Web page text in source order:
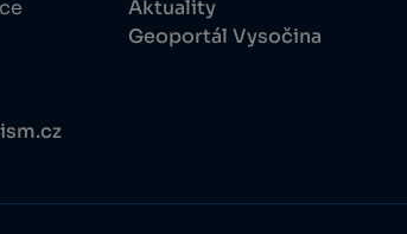
Aktuality
Geoportál Vysočina